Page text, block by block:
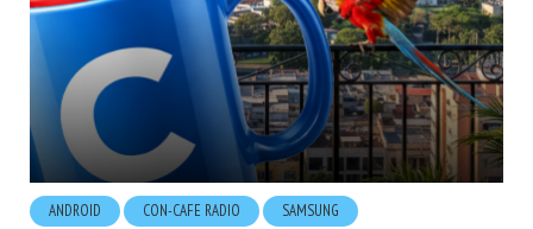
ANDROID CON-CAFE RADIO SAMSUNG